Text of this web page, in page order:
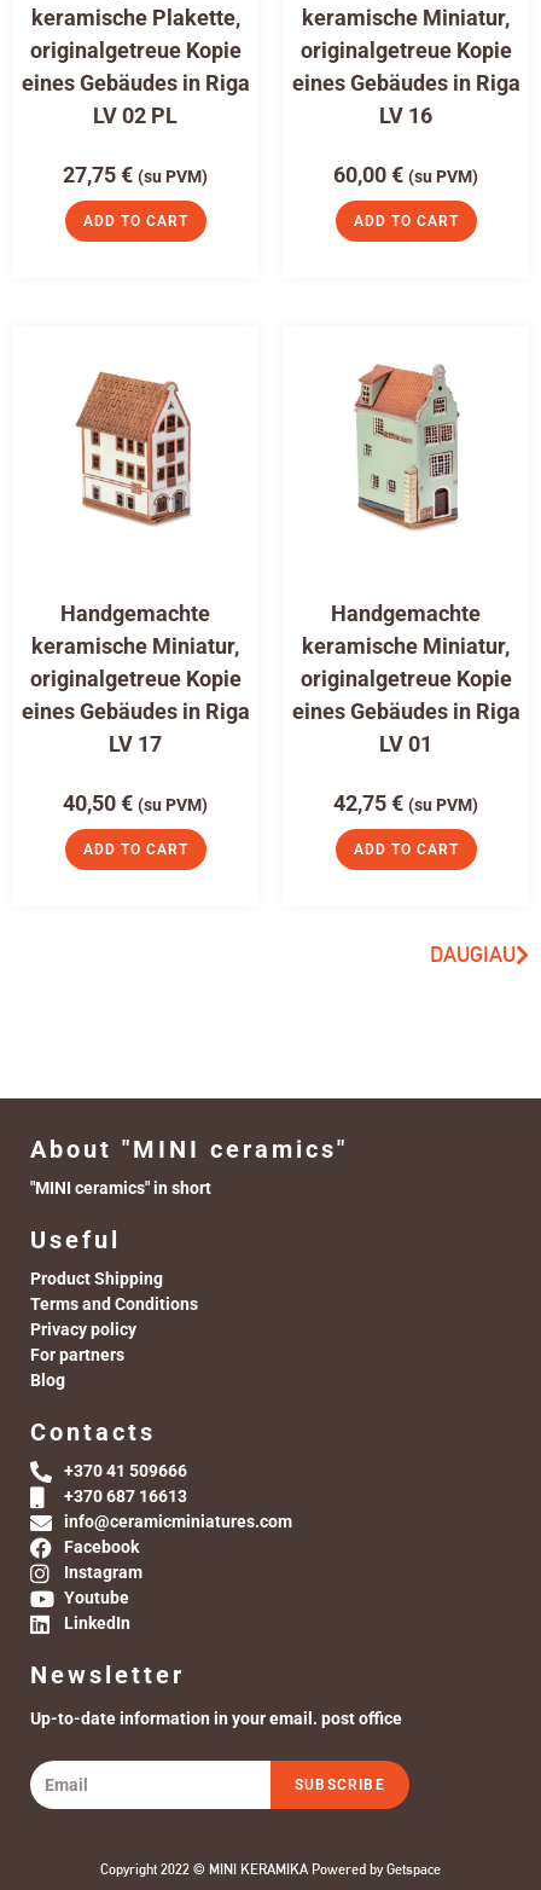
keramische Plakette,
originalgetreue Kopie
eines Gebäudes in Riga
LV 02 PL
27,75€ (su PVM)
ADD TO CART
keramische Miniatur,
originalgetreue Kopie
eines Gebäudes in Riga
LV 16
60,00€ (su PVM)
ADD TO CART
Handgemachte
keramische Miniatur,
originalgetreue Kopie
eines Gebäudes in Riga
LV 17
40,50€ (su PVM)
ADD TO CART
Handgemachte
keramische Miniatur,
originalgetreue Kopie
eines Gebäudes in Riga
LV 01
42,75€ (su PVM)
ADD TO CART
DAUGIAU
About "MINI ceramics"
"MINI ceramics" in short
Useful
Product Shipping
Terms and Conditions
Privacy policy
For partners
Blog
Contacts
+370 41 509666
+370 687 16613
info@ceramicminiatures.com
Facebook
Instagram
Youtube
LinkedIn
Newsletter
Up-to-date information in your email. post office
SUBSCRIBE
Copyright 2022 © MINI KERAMIKA Powered byGetspace